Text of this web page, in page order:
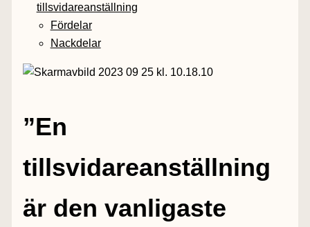
tillsvidareanställning
Fördelar
Nackdelar
”En
tillsvidareanställning
är den vanligaste